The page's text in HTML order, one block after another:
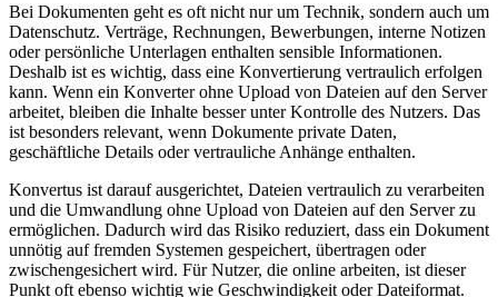
Bei Dokumenten geht es oft nicht nur um Technik, sondern auch um
Datenschutz. Verträge, Rechnungen, Bewerbungen, interne Notizen
oder persönliche Unterlagen enthalten sensible Informationen.
Deshalb ist es wichtig, dass eine Konvertierung vertraulich erfolgen
kann. Wenn ein Konverter ohne Upload von Dateien auf den Server
arbeitet, bleiben die Inhalte besser unter Kontrolle des Nutzers. Das
ist besonders relevant, wenn Dokumente private Daten,
geschäftliche Details oder vertrauliche Anhänge enthalten.
Konvertus ist darauf ausgerichtet, Dateien vertraulich zu verarbeiten
und die Umwandlung ohne Upload von Dateien auf den Server zu
ermöglichen. Dadurch wird das Risiko reduziert, dass ein Dokument
unnötig auf fremden Systemen gespeichert, übertragen oder
zwischengesichert wird. Für Nutzer, die online arbeiten, ist dieser
Punkt oft ebenso wichtig wie Geschwindigkeit oder Dateiformat.